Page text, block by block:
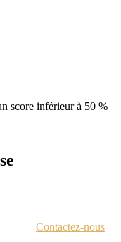
score inférieur à 50 %
Contactez-nous